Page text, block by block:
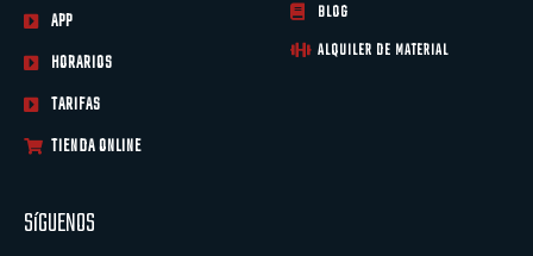
APP
HORARIOS
TARIFAS
TIENDA ONLINE
BLOG
ALQUILER DE MATERIAL
SíGUENOS